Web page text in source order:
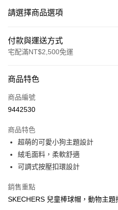
請選擇商品選項
付款與運送方式
宅配滿NT$2,500免運
信用卡一次付款
LINE Pay
相關說明
【大哥付你分期使用說明】
1.本服務由台灣大哥大提供，台灣大哥
2.付款方式選擇「大哥付你分期」，訂
流程，驗證手機門號後，選擇欲分期的
3.實際核准額度、可分期數及費用金額
4.訂單成立30分鐘內，如未前往確認交
ATM付款
宅配
每筆NT$100，滿NT$2,500(含以上)
商品特色
商品編號
9442530
商品特色
超萌的可愛小狗主題設計
絨毛面料，柔軟舒適
可調式按壓扣環設計
銷售重點
SKECHERS 兒童棒球帽，動物主題